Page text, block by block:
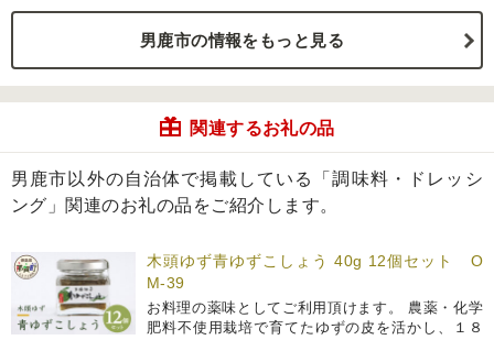
男鹿市の情報をもっと見る
関連するお礼の品
男鹿市以外の自治体で掲載している「調味料・ドレッシ
ング」関連のお礼の品をご紹介します。
木頭ゆず青ゆずこしょう 40g 12個セット O
M-39
お料理の薬味としてご利用頂けます。 農薬・化学
肥料不使用栽培で育てたゆずの皮を活かし、１８